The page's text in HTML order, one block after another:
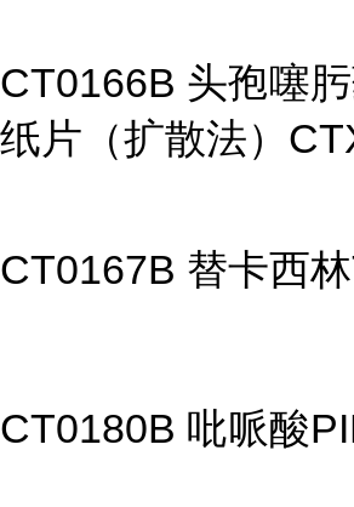
CT0166B 头孢噻
纸片（扩散法）
CT0167B 替卡西
CT0180B 吡哌酸